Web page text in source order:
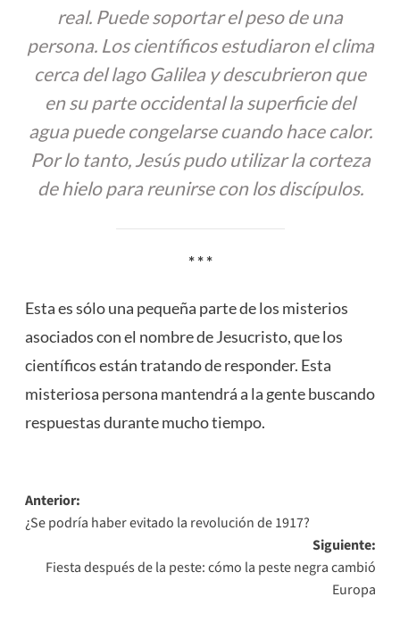
real. Puede soportar el peso de una
persona. Los científicos estudiaron el clima
cerca del lago Galilea y descubrieron que
en su parte occidental la superficie del
agua puede congelarse cuando hace calor.
Por lo tanto, Jesús pudo utilizar la corteza
de hielo para reunirse con los discípulos.
* * *
Esta es sólo una pequeña parte de los misterios
asociados con el nombre de Jesucristo, que los
científicos están tratando de responder. Esta
misteriosa persona mantendrá a la gente buscando
respuestas durante mucho tiempo.
Navegación
de
entradas
Anterior:
¿Se podría haber evitado la revolución de 1917?
Siguiente:
Fiesta después de la peste: cómo la peste negra cambió
Europa